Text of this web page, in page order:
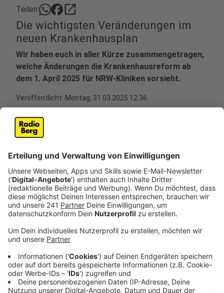
Teilen: open_in_new
Die wichtigsten Veränderungen im
neuen Krankenhausplan
Wir haben euch in aller Kürze zusammengetragen,
welche Änderungen die Krankenhausreform ab
dem 1. April 2025 für NRW-Kliniken vorsieht.
Veröffentlicht: Montag, 31.03.2025 12:36
Anzeige
Dem Krankenhausplan in NRW ist ein langer Prozess
vorangegangen. Krankenhäuser konnten beantragen,
dass sie bestimmte Leistungen weiter anbieten
dürfen. Am Ende hat das NRW-Gesundheitsministerium
über einen Bescheid darüber entschieden, ob den
Anträgen stattgegeben wurde. Eine Übersicht über die
wichtigsten Veränderungen haben wir euch hier
zusammengestellt.
Anzeige